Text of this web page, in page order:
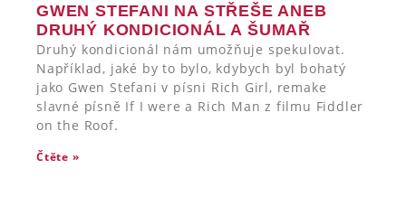
GWEN STEFANI NA STŘEŠE ANEB
DRUHÝ KONDICIONÁL A ŠUMAŘ
Druhý kondicionál nám umožňuje spekulovat.
Například, jaké by to bylo, kdybych byl bohatý
jako Gwen Stefani v písni Rich Girl, remake
slavné písně If I were a Rich Man z filmu Fiddler
on the Roof.
Čtěte »